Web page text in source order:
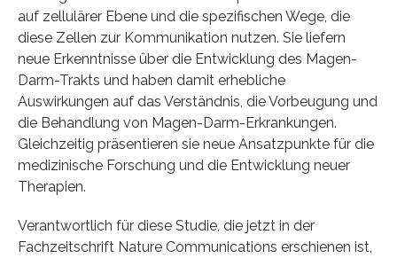
auf zellulärer Ebene und die spezifischen Wege, die
diese Zellen zur Kommunikation nutzen. Sie liefern
neue Erkenntnisse über die Entwicklung des Magen-
Darm-Trakts und haben damit erhebliche
Auswirkungen auf das Verständnis, die Vorbeugung und
die Behandlung von Magen-Darm-Erkrankungen.
Gleichzeitig präsentieren sie neue Ansatzpunkte für die
medizinische Forschung und die Entwicklung neuer
Therapien.
Verantwortlich für diese Studie, die jetzt in der
Fachzeitschrift Nature Communications erschienen ist,